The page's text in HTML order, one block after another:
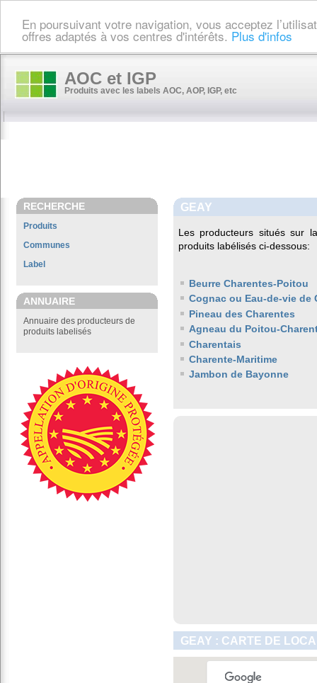
En poursuivant votre navigation, vous acceptez
offres adaptés à vos centres d'intérêts. Plus d'infos
AOC et IGP
Produits avec les labels AOC, AOP, IGP, etc
RECHERCHE
Produits
Communes
Label
ANNUAIRE
Annuaire des producteurs de
produits labelisés
GEAY
Les producteurs situés sur
produits labélisés ci-dessous:
Beurre Charentes-Poitou
Cognac ou Eau-de-vie de
Pineau des Charentes
Agneau du Poitou-
Charentais
Charente-Maritime
Jambon de Bayonne
GEAY : CARTE DE